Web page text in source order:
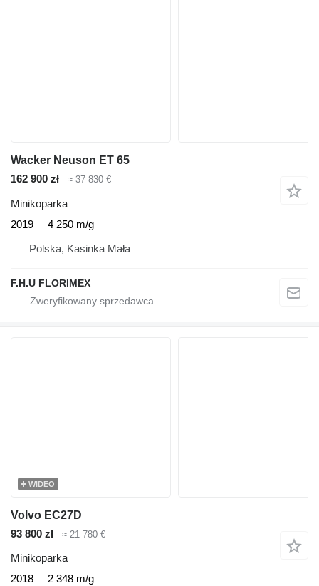
Wacker Neuson ET 65
162 900 zł
≈ 37 830 €
Minikoparka
2019
4 250 m/g
Polska, Kasinka Mała
F.H.U FLORIMEX
WIDEO
Volvo EC27D
93 800 zł
≈ 21 780 €
Minikoparka
2018
2 348 m/g